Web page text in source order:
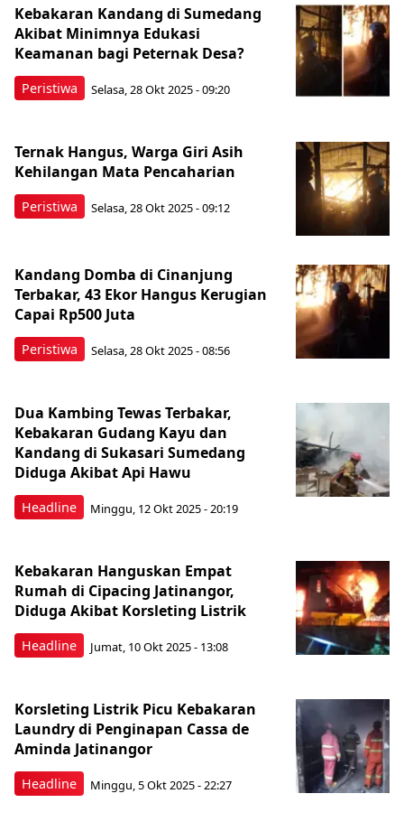
Peristiwa
Kebakaran Kandang di Sumedang
Akibat Minimnya Edukasi
Keamanan bagi Peternak Desa?
Selasa, 28 Okt 2025 - 09:20
Peristiwa
Ternak Hangus, Warga Giri Asih
Kehilangan Mata Pencaharian
Selasa, 28 Okt 2025 - 09:12
Peristiwa
Kandang Domba di Cinanjung
Terbakar, 43 Ekor Hangus Kerugian
Capai Rp500 Juta
Selasa, 28 Okt 2025 - 08:56
Headline
Dua Kambing Tewas Terbakar,
Kebakaran Gudang Kayu dan
Kandang di Sukasari Sumedang
Diduga Akibat Api Hawu
Minggu, 12 Okt 2025 - 20:19
Headline
Kebakaran Hanguskan Empat
Rumah di Cipacing Jatinangor,
Diduga Akibat Korsleting Listrik
Jumat, 10 Okt 2025 - 13:08
Headline
Korsleting Listrik Picu Kebakaran
Laundry di Penginapan Cassa de
Aminda Jatinangor
Minggu, 5 Okt 2025 - 22:27